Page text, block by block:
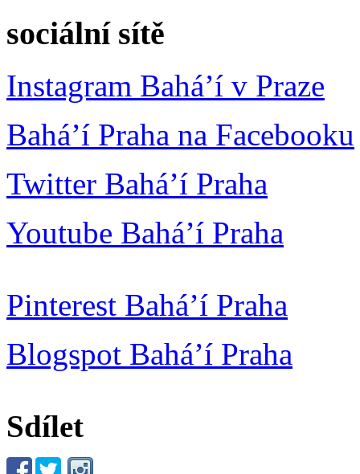
sociální sítě
Instagram Bahá’í v Praze
Bahá’í Praha na Facebooku
Twitter Bahá’í Praha
Youtube Bahá’í Praha
Pinterest Bahá’í Praha
Blogspot Bahá’í Praha
Sdílet